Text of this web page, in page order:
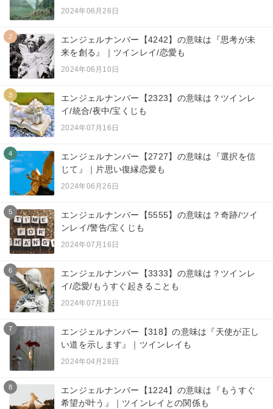
2024年06月26日
2
エンジェルナンバー【4242】の意味は『思考が未
来を創る』｜ツインレイ/恋愛も
2024年06月10日
3
エンジェルナンバー【2323】の意味は？ツインレ
イ/統合/夜中/宝くじも
2024年07月16日
4
エンジェルナンバー【2727】の意味は『選択を信
じて』｜片思い復縁恋愛も
2024年06月26日
5
エンジェルナンバー【5555】の意味は？奇跡/ツイ
ンレイ/警告/宝くじも
2024年07月16日
6
エンジェルナンバー【3333】の意味は？ツインレ
イ/恋愛/もうすぐ起きることも
2024年07月16日
7
エンジェルナンバー【318】の意味は『天使が正し
い道を示します』｜ツインレイも
2024年04月28日
8
エンジェルナンバー【1224】の意味は『もうすぐ
希望が叶う』｜ツインレイとの関係も